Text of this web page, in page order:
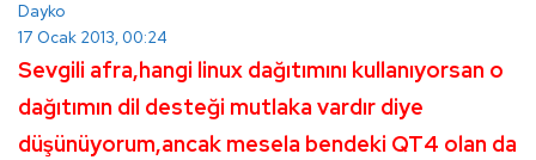
Dayko
17 Ocak 2013, 00:24
Sevgili afra,hangi linux dağıtımını kullanıyorsan o
dağıtımın dil desteği mutlaka vardır diye
düşünüyorum,ancak mesela bendeki QT4 olan da